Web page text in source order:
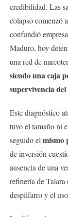
credibilidad. Las
colapso comenzó
confundió
Maduro, hoy
una red de
siendo una caja
supervivencia
Este diagnóstico
tuvo el tamaño ni
seguido el mismo
de inversión
ausencia de una
refinería de Talara
despilfarro y el